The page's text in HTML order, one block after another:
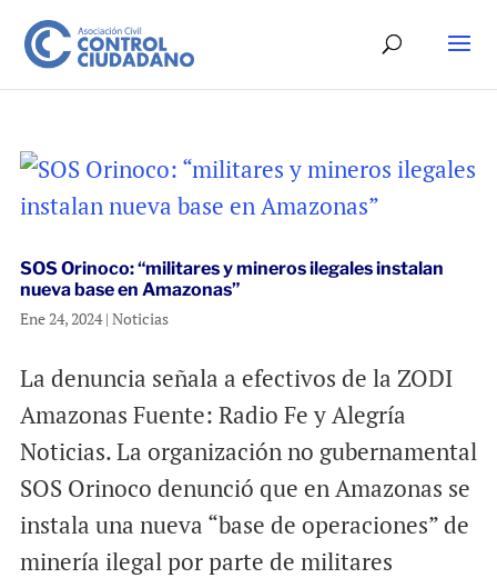
SOS Orinoco: “militares y mineros ilegales instalan
nueva base en Amazonas”
Ene 24, 2024| Noticias
La denuncia señala a efectivos de la ZODI
Amazonas Fuente: Radio Fe y Alegría
Noticias. La organización no gubernamental
SOS Orinoco denunció que en Amazonas se
instala una nueva “base de operaciones” de
minería ilegal por parte de militares